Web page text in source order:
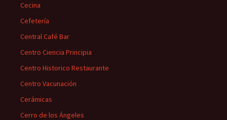
Cecina
Cefetería
Central Café Bar
Centro Ciencia Principia
Centro Historico Restaurante
Centro Vacunación
Cerámicas
Cerro de los Ángeles